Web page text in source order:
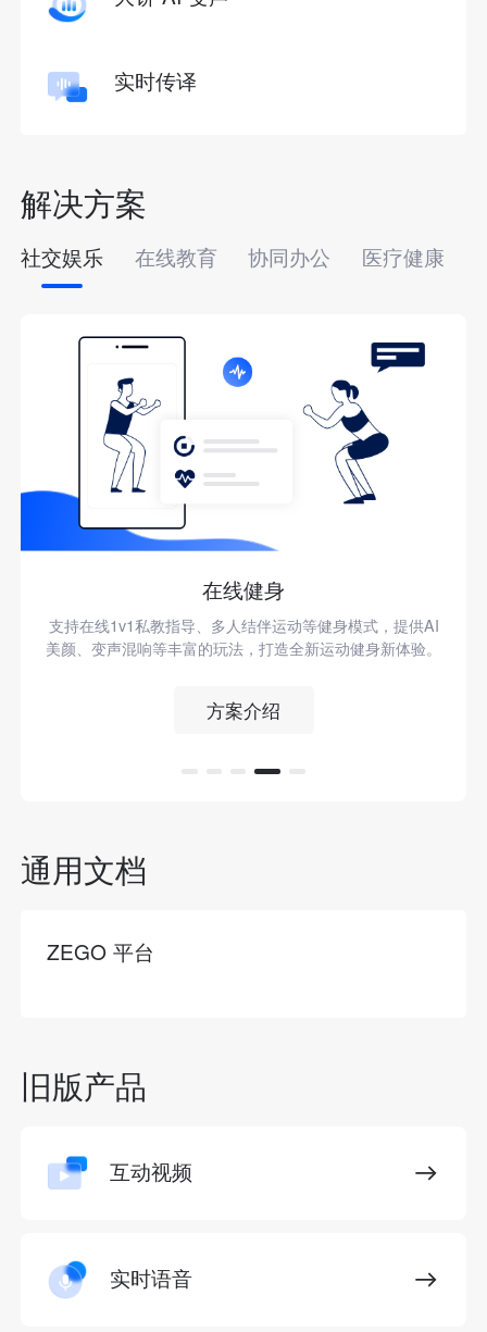
实时传译
解决方案
社交娱乐 在线教育 协同办公 医疗健康
在线健身
支持在线1v1私教指导、多人结伴运动等健身模式，提供AI
美颜、变声混响等丰富的玩法，打造全新运动健身新体验。
方案介绍
通用文档
ZEGO 平台
旧版产品
互动视频
实时语音